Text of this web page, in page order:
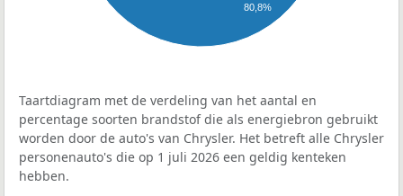
80,8%
Taartdiagram met de verdeling van het aantal en
percentage soorten brandstof die als energiebron gebruikt
worden door de auto's van Chrysler. Het betreft alle Chrysler
personenauto's die op 1 juli 2026 een geldig kenteken
hebben.